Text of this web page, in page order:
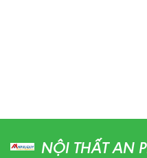
NỘI THẤT AN